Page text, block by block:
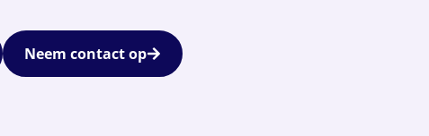
Neem contact op